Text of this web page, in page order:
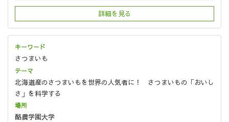
詳細を見る
さつまいも
北海道産のさつまいもを世界の人気者に！ さつまいもの「おいし
さ」を科学する
酪農学園大学